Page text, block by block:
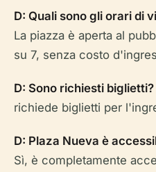
D: Quali sono gli orari di
La piazza è aperta al
su 7, senza costo
D: Sono richiesti biglietti?
richiede biglietti per
D: Plaza Nueva è
Sì, è completamente